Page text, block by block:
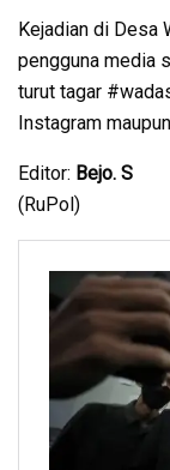
Kejadian di Desa
pengguna media
turut tagar
Instagram
Editor: Bejo. S
(RuPol)